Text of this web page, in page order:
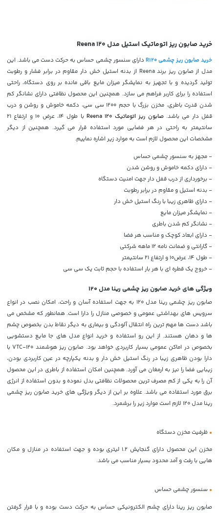
خرید صابون ریز اتوماتیک استیل مدل Reena 120
خرید صابون ریز چشمی R120
دارای سنسور چشمی حساس به حرکت دست می باشد. این
مدل از صابون ریز برند Reena از بدنه استیل خش دار مقاوم در برابر فشار و رطوبت
تولید گردیده و با تجهیز به نمایشگر میزان مایع باقی مانده بر روی دستگاه، راحتی
استفاده را برای کاربر فراهم می سازد. همچنین این محصول نظافتی دارای نشانگر کم
شدن قدرت باطری، مخزن بزرگ با حجم 1200 سی سی، دکمه خاموش و روشن و درب
قفل دار می باشد.صابون ریز اتوماتیک Reena 120
با طول 14، عرض 10 و ارتفاع 21
سانتیمتر به راحتی در هر فضایی مورد استفاده قرار می گیرد. همچنین از دیگر
مشخصات این محصول لازم است به موارد زیر اشاره نماییم.
- مجهز به سنسور چشمی حساس
- دارای دکمه خاموش و روشن شدن
- برخورداری از درب قفل دار جهت امنیت دستگاه
- بدنه استیل و مقاوم در برابر رطوبت
- دارای ظاهری زیبا با رنگ استیل خش دار
- نمایشگر میزان مایع
- نشانگر کم شدن باطری
- دارای ابعاد کوچک و مناسب هر فضا
- گارانتی و ضمانت نامه 12 ماهه شرکتی
- طول 14، عرض10 و ارتفاع 21 سانتیمتر
- خروج یک قطره ای با هر بار استفاده با حجم ثابت یک سی سی
ویژگی های خرید صابون ریز چشمی رینا مدل 120
صابون ریز چشمی رینا مدل 120 به جهت استفاده آسان و راحت، امکان نصب در انواع
سرویس های بهداشتی عمومی و خصوصی منازل را دارا است. همانطور که مشخص می
باشد دست ها مهم ترین راه انتقال آلودگی و بیماری به دیگر نقاط بدن بخصوص چشم
ها و دهان هستند. از این رو استفاده و خرید انواع مدل های جا مایع دستشویی
بخصوص در اماکن عمومی بسیار کاربردی خواهد بود. صابون ریز هوشمند VTC-120 با
دارا بودن ظاهری زیبا در رنگ استیل خش دار و بدنه یکپارچه در عین کاربردی بودن،
زیبایی فضا را نیز به ارمغان می آورد. همچنین امکان استفاده از باطری در این محصول
آن را به یکی از کم مصرف ترین محصولات نظافتی بدل نموده و بدون استفاده از انرژی
برق مورد استفاده می باشد. علاوه بر این از دیگر ویژگی های خرید صابون ریز چشمی
رینا مدل 120 لازم است موارد زیر را برشمرد.
•ظرفیت مخزن دستگاه
مخزن این محصول دارای گنجایش 1.2 لیتری بوده و جهت استفاده در منازل و مکان
هایی با رفت و آمد محدود بسیار مناسب می باشد.
• سنسور چشمی حساس
صابون ریز رینا دارای چشم الکترونیکی حساس به حرکت دست بوده و با قرار گرفتن